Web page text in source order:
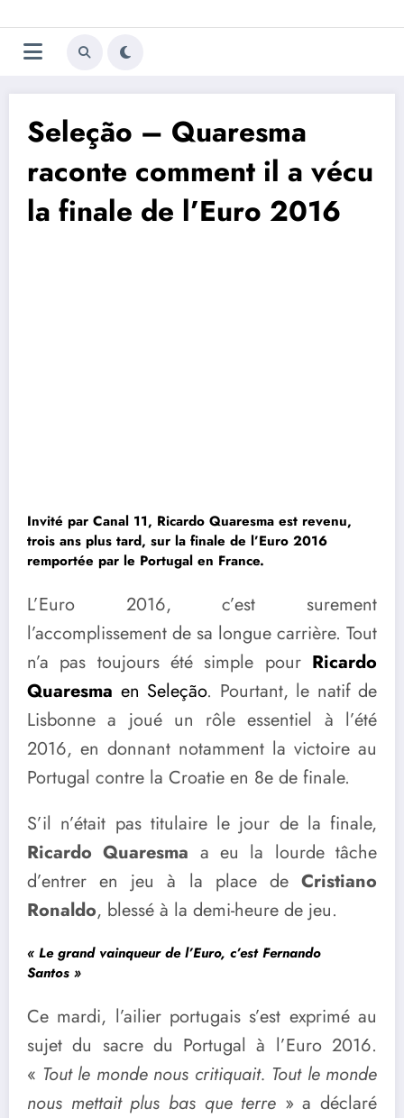
au
contenu
Trivela
L'actualité du football
Seleção – Quaresma
raconte comment il a vécu
la finale de l’Euro 2016
Invité par Canal 11, Ricardo Quaresma est revenu,
trois ans plus tard, sur la finale de l’Euro 2016
remportée par le Portugal en France.
L’Euro 2016, c’est surement
l’accomplissement de sa longue carrière. Tout
n’a pas toujours été simple pour Ricardo
Quaresma en Seleção. Pourtant, le natif de
Lisbonne a joué un rôle essentiel à l’été
2016, en donnant notamment la victoire au
Portugal contre la Croatie en 8e de finale.
S’il n’était pas titulaire le jour de la finale,
Ricardo Quaresma a eu la lourde tâche
d’entrer en jeu à la place de Cristiano
Ronaldo, blessé à la demi-heure de jeu.
« Le grand vainqueur de l’Euro, c’est Fernando
Santos »
Ce mardi, l’ailier portugais s’est exprimé au
sujet du sacre du Portugal à l’Euro 2016.
« Tout le monde nous critiquait. Tout le monde
nous mettait plus bas que terre » a déclaré